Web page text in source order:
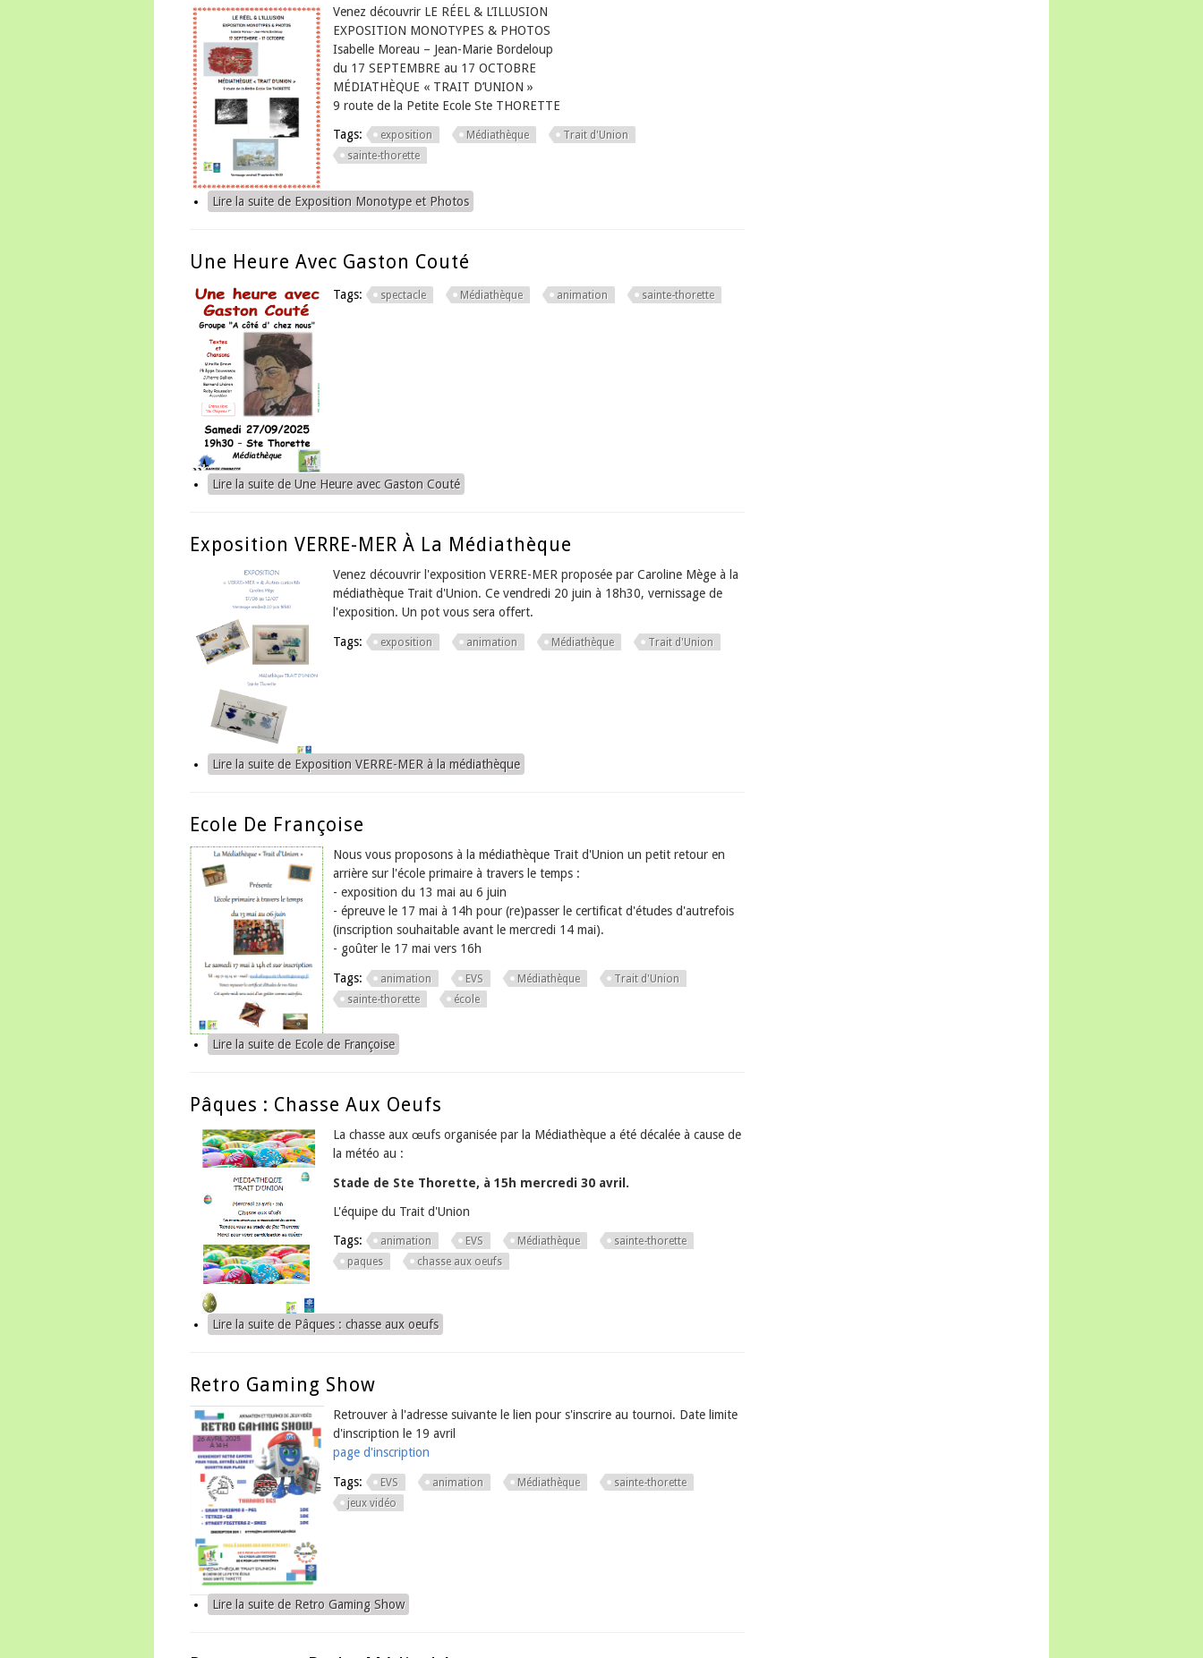
Venez découvrir LE RÉEL & L’ILLUSION
EXPOSITION MONOTYPES & PHOTOS
Isabelle Moreau – Jean-Marie Bordeloup
du 17 SEPTEMBRE au 17 OCTOBRE
MÉDIATHÈQUE « TRAIT D’UNION »
9 route de la Petite Ecole Ste THORETTE
Tags: exposition Médiathèque
Trait d'Union
sainte-thorette
Lire la suitede Exposition Monotype et Photos
Une Heure Avec Gaston Couté
Tags: spectacle Médiathèque animation sainte-thorette
Lire la suitede Une Heure avec Gaston Couté
Exposition VERRE-MER À La Médiathèque
Venez découvrir l'exposition VERRE-MER proposée par Caroline Mège à la
médiathèque Trait d'Union. Ce vendredi 20 juin à 18h30, vernissage de
l'exposition. Un pot vous sera offert.
Tags: exposition animation Médiathèque Trait d'Union
Lire la suitede Exposition VERRE-MER à la médiathèque
Ecole De Françoise
Nous vous proposons à la médiathèque Trait d'Union un petit retour en
arrière sur l'école primaire à travers le temps :
- exposition du 13 mai au 6 juin
- épreuve le 17 mai à 14h pour (re)passer le certificat d'études d'autrefois
(inscription souhaitable avant le mercredi 14 mai).
- goûter le 17 mai vers 16h
Tags: animation EVS Médiathèque
Trait d'Union
sainte-thorette
école
Lire la suitede Ecole de Françoise
Pâques : Chasse Aux Oeufs
La chasse aux œufs organisée par la Médiathèque a été décalée à cause de
la météo au :
Stade de Ste Thorette, à 15h mercredi 30 avril.
L'équipe du Trait d'Union
Tags: animation EVS Médiathèque
sainte-thorette
paques
chasse aux oeufs
Lire la suitede Pâques : chasse aux oeufs
Retro Gaming Show
Retrouver à l'adresse suivante le lien pour s'inscrire au tournoi. Date limite
d'inscription le 19 avril
page d'inscription
Tags: EVS animation Médiathèque
sainte-thorette
jeux vidéo
Lire la suitede Retro Gaming Show